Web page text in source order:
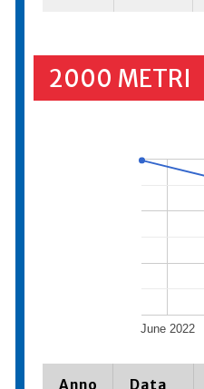
2000 METRI
June 2022
Anno Data